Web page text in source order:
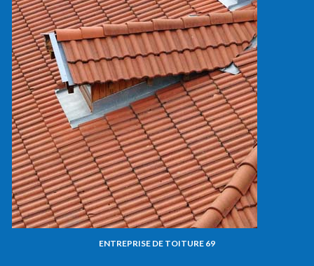
ENTREPRISE DE TOITURE 69